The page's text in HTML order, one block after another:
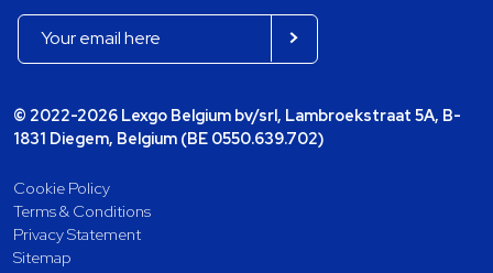
© 2022-2026 Lexgo Belgium bv/srl, Lambroekstraat 5A, B-
1831 Diegem, Belgium (BE 0550.639.702)
Cookie Policy
Terms & Conditions
Privacy Statement
Sitemap